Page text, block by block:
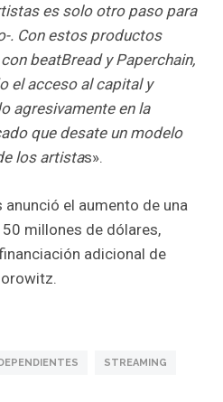
es solo otro paso para
. Con estos productos
beatBread y Paperchain,
el acceso al capital y
agresivamente en la
que desate un modelo
los artistas».
el aumento de una
millones de dólares,
adicional de
STREAMING